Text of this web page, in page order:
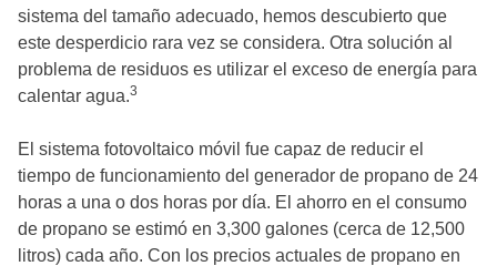
sistema del tamaño adecuado, hemos descubierto que
este desperdicio rara vez se considera. Otra solución al
problema de residuos es utilizar el exceso de energía para
calentar agua.3
El sistema fotovoltaico móvil fue capaz de reducir el
tiempo de funcionamiento del generador de propano de 24
horas a una o dos horas por día. El ahorro en el consumo
de propano se estimó en 3,300 galones (cerca de 12,500
litros) cada año. Con los precios actuales de propano en